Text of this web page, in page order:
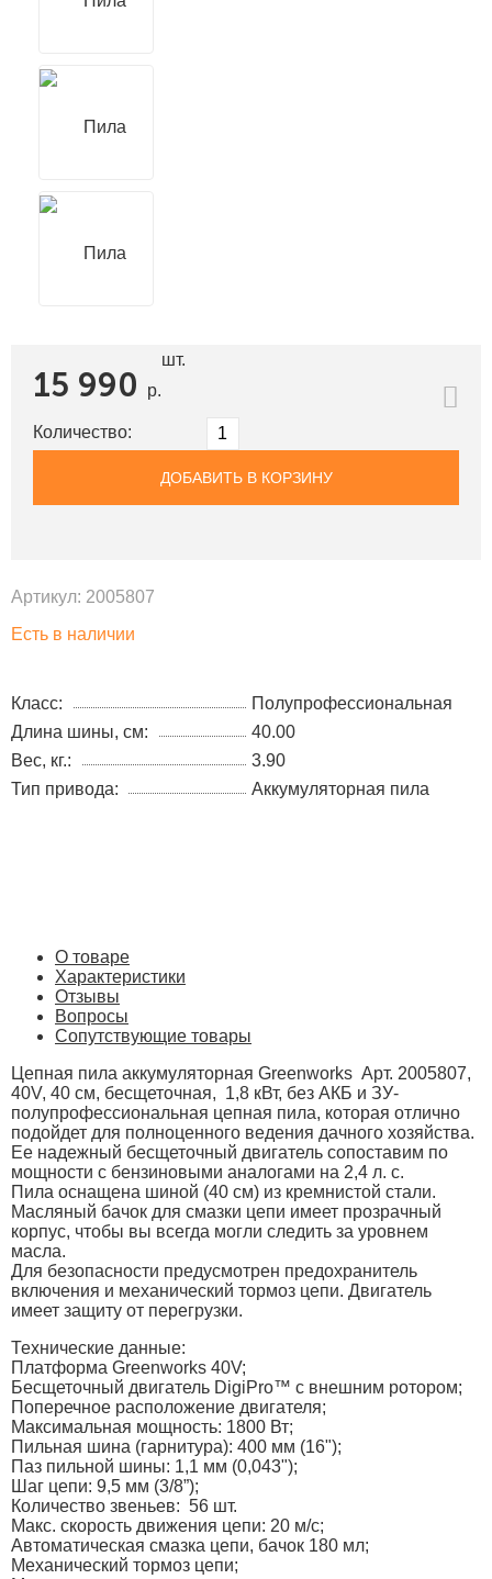
Артикул: 2005807
Есть в наличии
Класс:
Полупрофессиональная
Длина шины, см:
40.00
Вес, кг.:
3.90
Тип привода:
Аккумуляторная пила
15 990 р.
шт.
Количество:
ДОБАВИТЬ В КОРЗИНУ
О товаре
Характеристики
Отзывы
Вопросы
Сопутствующие товары
Цепная пила аккумуляторная Greenworks Арт. 2005807,
40V, 40 см, бесщеточная, 1,8 кВт, без АКБ и ЗУ-
полупрофессиональная цепная пила, которая отлично
подойдет для полноценного ведения дачного хозяйства.
Ее надежный бесщеточный двигатель сопоставим по
мощности с бензиновыми аналогами на 2,4 л. с.
Пила оснащена шиной (40 см) из кремнистой стали.
Масляный бачок для смазки цепи имеет прозрачный
корпус, чтобы вы всегда могли следить за уровнем
масла.
Для безопасности предусмотрен предохранитель
включения и механический тормоз цепи. Двигатель
имеет защиту от перегрузки.
Технические данные:
Платформа Greenworks 40V;
Бесщеточный двигатель DigiPro™ с внешним ротором;
Поперечное расположение двигателя;
Максимальная мощность: 1800 Вт;
Пильная шина (гарнитура): 400 мм (16");
Паз пильной шины: 1,1 мм (0,043");
Шаг цепи: 9,5 мм (3/8”);
Количество звеньев: 56 шт.
Макс. скорость движения цепи: 20 м/с;
Автоматическая смазка цепи, бачок 180 мл;
Механический тормоз цепи;